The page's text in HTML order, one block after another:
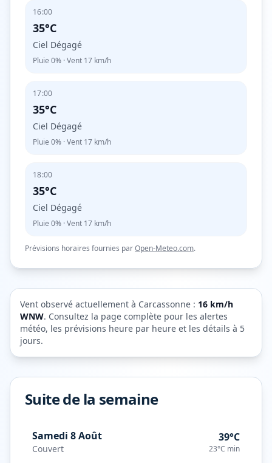
16:00
35°C
Ciel Dégagé
Pluie 0% · Vent 17 km/h
17:00
35°C
Ciel Dégagé
Pluie 0% · Vent 17 km/h
18:00
35°C
Ciel Dégagé
Pluie 0% · Vent 17 km/h
Prévisions horaires fournies parOpen-Meteo.com.
Vent observé actuellement à Carcassonne : 16 km/h
WNW. Consultez la page complète pour les alertes
météo, les prévisions heure par heure et les détails à 5
jours.
Suite de la semaine
Samedi 8 Août
Couvert
39°C
23°C min